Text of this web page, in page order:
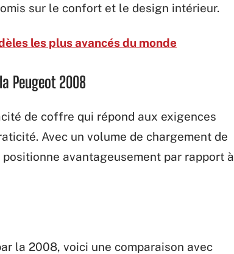
sur le confort et le design intérieur.
les plus avancés du monde
Peugeot 2008
de coffre qui répond aux exigences
Avec un volume de chargement de
avantageusement par rapport à
la 2008, voici une comparaison avec